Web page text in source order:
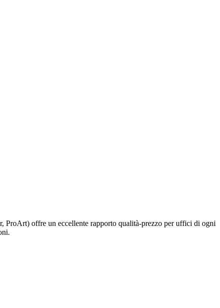
offre un eccellente rapporto qualità-prezzo per uffici di ogni